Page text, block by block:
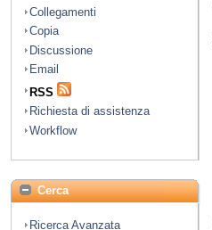
Collegamenti
Copia
Discussione
Email
RSS
Richiesta di assistenza
Workflow
Cerca
Ricerca Avanzata